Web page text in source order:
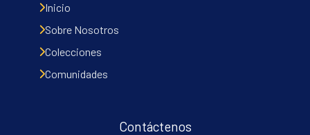
Inicio
Sobre Nosotros
Colecciones
Comunidades
Contáctenos